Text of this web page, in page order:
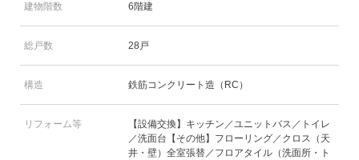
建物階数 6階建
総戸数 28戸
構造 鉄筋コンクリート造（RC）
リフォーム等
【設備交換】キッチン／ユニットバス／トイレ
／洗面台【その他】フローリング／クロス（天
井・壁）全室張替／フロアタイル（洗面所・ト